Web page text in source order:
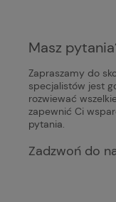
Masz
Zapraszamy do
specjalistów jest
rozwiewać
zapewnić Ci
pytania.
Zadzwoń do